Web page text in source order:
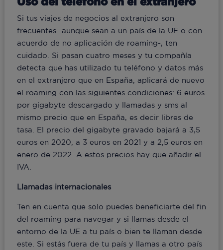
Si tus viajes de negocios al extranjero son
frecuentes -aunque sean a un país de la UE o con
acuerdo de no aplicación de roaming-, ten
cuidado. Si pasan cuatro meses y tu compañía
detecta que has utilizado tu teléfono y datos más
en el extranjero que en España, aplicará de nuevo
el roaming con las siguientes condiciones: 6 euros
por gigabyte descargado y llamadas y sms al
mismo precio que en España, es decir libres de
tasa. El precio del gigabyte gravado bajará a 3,5
euros en 2020, a 3 euros en 2021 y a 2,5 euros en
enero de 2022. A estos precios hay que añadir el
IVA.
Llamadas internacionales
Ten en cuenta que solo puedes beneficiarte del fin
del roaming para navegar y si llamas desde el
entorno de la UE a tu país o bien te llaman desde
este. Si estás fuera de tu país y llamas a otro país